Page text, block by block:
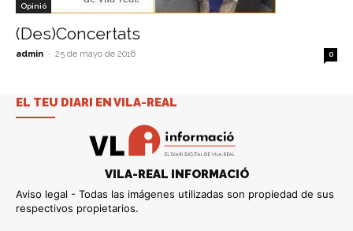
Opinió
(Des)Concertats
admin - 25 de mayo de 2016 0
EL TEU DIARI EN VILA-REAL
VILA-REAL INFORMACIÓ
Aviso legal - Todas las imágenes utilizadas son propiedad de sus
respectivos propietarios.